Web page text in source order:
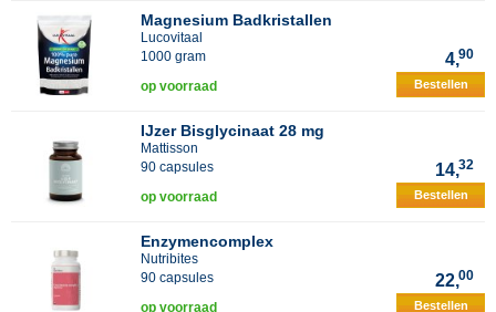
Magnesium Badkristallen
Lucovitaal
1000 gram
4,90
op voorraad Bestellen
IJzer Bisglycinaat 28 mg
Mattisson
90 capsules
14,32
op voorraad Bestellen
Enzymencomplex
Nutribites
90 capsules
22,00
op voorraad Bestellen